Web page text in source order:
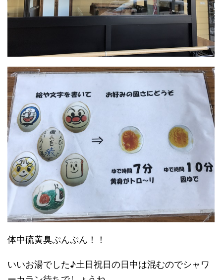
体中硫黄臭ぷんぷん！！
いいお湯でした♪土日祝日の日中は混むのでシャワ